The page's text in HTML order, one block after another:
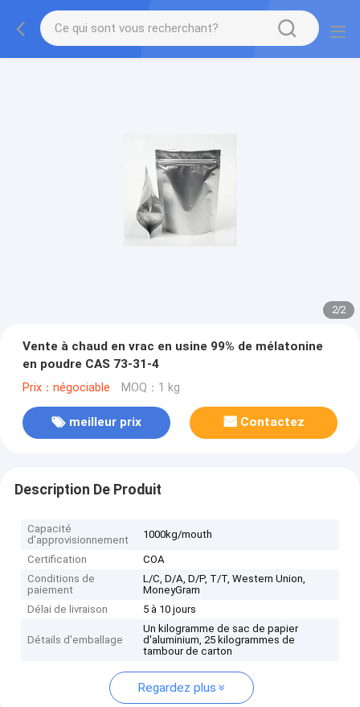
2/2
Vente à chaud en vrac en usine 99% de mélatonine
en poudre CAS 73-31-4
Prix：négociable MOQ：1 kg
meilleur prix Contactez
Description De Produit
Capacité
d'approvisionnement
1000kg/mouth
Certification
COA
Conditions de
paiement
L/C, D/A, D/P, T/T, Western Union,
MoneyGram
Délai de livraison
5 à 10 jours
Détails d'emballage
Un kilogramme de sac de papier
d'aluminium, 25 kilogrammes de
tambour de carton
Regardez plus